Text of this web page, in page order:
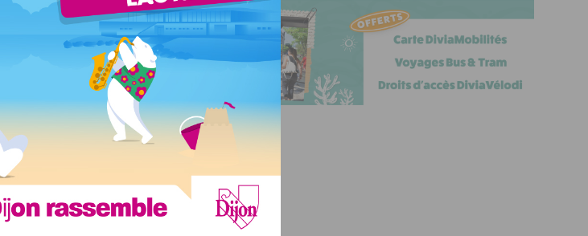
dans un salon, un bureau